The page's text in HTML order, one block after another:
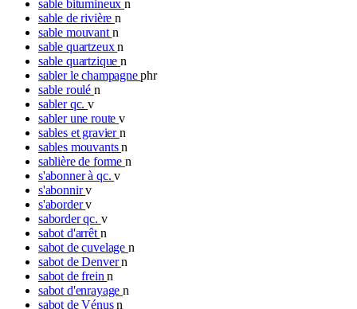
sable bitumineuxn
sable de rivièren
sable mouvant n
sable quartzeuxn
sable quartziquen
sabler le champagnephr
sable roulé n
sabler qc.v
sabler une routev
sables et graviern
sables mouvantsn
sablière de forme n
s'abonner à qc.v
s'abonnirv
s'aborderv
saborder qc. v
sabot d'arrêt n
sabot de cuvelage n
sabot de Denvern
sabot de freinn
sabot d'enrayagen
sabot de Vénusn